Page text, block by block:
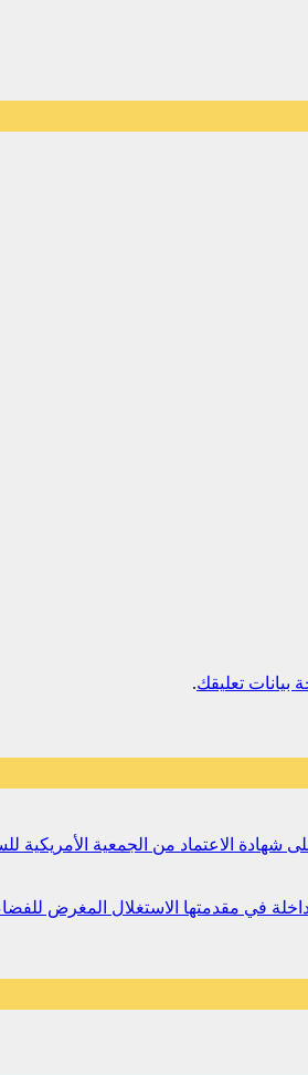
بيانات تعليقك.
شهادة الاعتماد من الجمعية الأمريكية
في مقدمتها الاستغلال المغرض